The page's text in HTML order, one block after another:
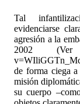
Tal
evidenciarse
agresión a la
2002 (Ver
de forma ciega
misión
su cuerpo